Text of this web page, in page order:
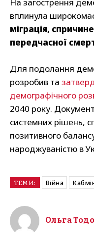
На загострення
вплинула
міграція,
передчасної
Для подолання
розробив та
демографічного
2040 року.
системних рішень,
позитивного
народжуваністю в
ТЕМИ: Війна
Ольга